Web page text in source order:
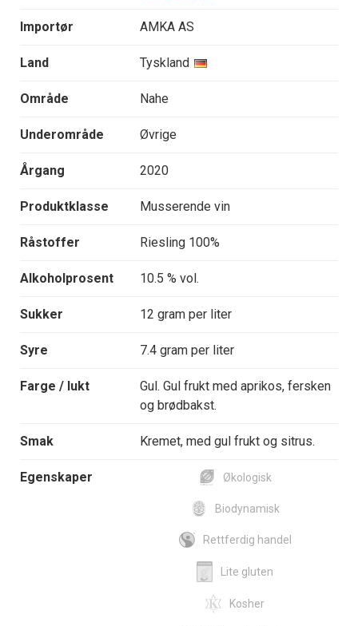
Importør AMKA AS
Land Tyskland
Område Nahe
Underområde Øvrige
Årgang 2020
Produktklasse Musserende vin
Råstoffer Riesling 100%
Alkoholprosent 10.5 % vol.
Sukker 12 gram per liter
Syre 7.4 gram per liter
Farge / lukt
Gul. Gul frukt med aprikos, fersken
og brødbakst.
Smak Kremet, med gul frukt og sitrus.
Egenskaper Økologisk
Biodynamisk
Rettferdig handel
Lite gluten
Kosher